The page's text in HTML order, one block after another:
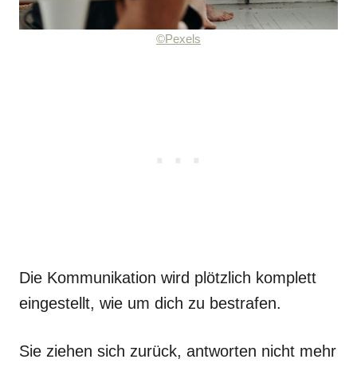
©Pexels
Die Kommunikation wird plötzlich komplett
eingestellt, wie um dich zu bestrafen.
Sie ziehen sich zurück, antworten nicht mehr